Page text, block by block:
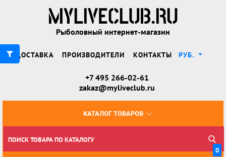
Рыболовный интернет-магазин
ДОСТАВКА ПРОИЗВОДИТЕЛИ КОНТАКТЫ РУБ.
+7 495 266-02-61
zakaz@myliveclub.ru
КАТАЛОГ ТОВАРОВ
0